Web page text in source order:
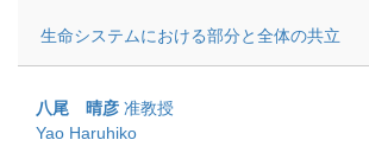
生命システムにおける部分と全体の共立
八尾 晴彦 准教授
Yao Haruhiko